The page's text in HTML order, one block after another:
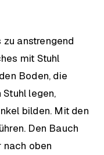
anstrengend
mit Stuhl
Boden, die
legen,
bilden. Mit den
Den Bauch
nach oben